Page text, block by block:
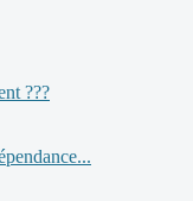
???